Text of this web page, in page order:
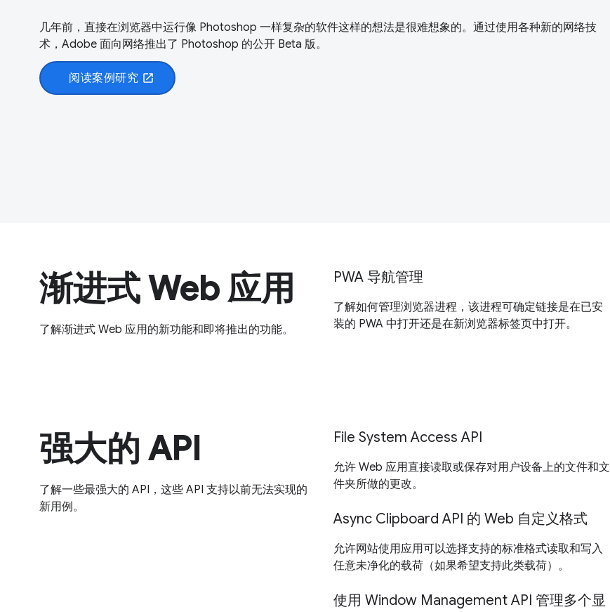
几年前，直接在浏览器中运行像 Photoshop 一样复杂的软件这样的想法是很难想象的。通过使用各种新的网络技
术，Adobe 面向网络推出了 Photoshop 的公开 Beta 版。
阅读案例研究 open_in_new
渐进式 Web 应用
了解渐进式 Web 应用的新功能和即将推出的功能。
PWA 导航管理
了解如何管理浏览器进程，该进程可确定链接是在已安
装的 PWA 中打开还是在新浏览器标签页中打开。
强大的 API
了解一些最强大的 API，这些 API 支持以前无法实现的
新用例。
File System Access API
允许 Web 应用直接读取或保存对用户设备上的文件和文
件夹所做的更改。
Async Clipboard API 的 Web 自定义格式
允许网站使用应用可以选择支持的标准格式读取和写入
任意未净化的载荷（如果希望支持此类载荷）。
使用 Window Management API 管理多个显